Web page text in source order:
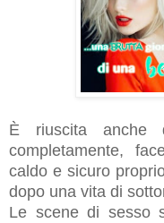
È riuscita anche
completamente,
caldo e sicuro
dopo una vita di
Le scene di sesso